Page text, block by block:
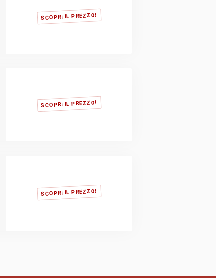
SCOPRI IL PREZZO!
SCOPRI IL PREZZO!
SCOPRI IL PREZZO!